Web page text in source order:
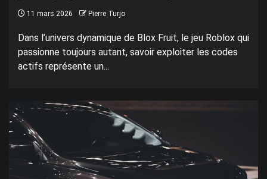
11 mars 2026 Pierre Turjo
Dans l’univers dynamique de Blox Fruit, le jeu Roblox qui
passionne toujours autant, savoir exploiter les codes
actifs représente un...